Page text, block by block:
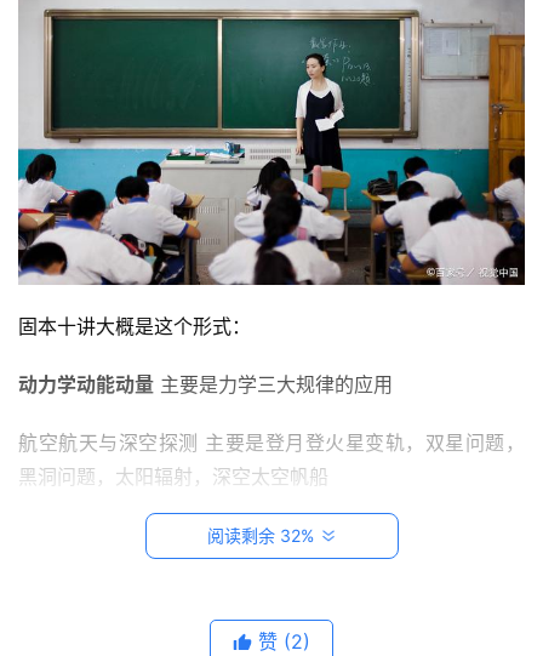
首
页
意
理
固本十讲大概是这个形式：
动力学动能动量 主要是力学三大规律的应用
航空航天与深空探测 主要是登月登火星变轨，双星问题，
黑洞问题，太阳辐射，深空太空帆船
主要是动量守恒与能量守恒的综合运用
阅读剩余 32%
赞 (2)